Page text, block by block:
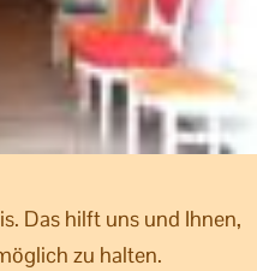
Das hilft uns und Ihnen,
zu halten.